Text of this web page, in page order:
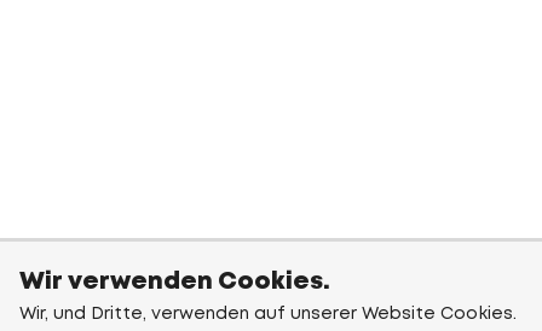
Wir verwenden Cookies.
Wir, und Dritte, verwenden auf unserer Website Cookies.